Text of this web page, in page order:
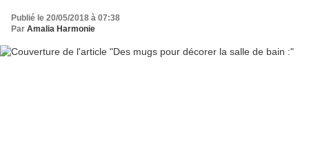
Publié le 20/05/2018 à 07:38
Par Amalia Harmonie